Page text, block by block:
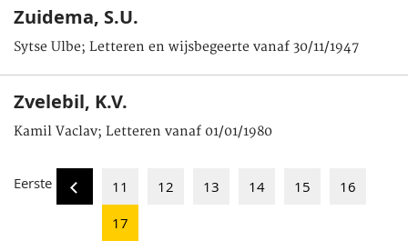
Zuidema, S.U.
Sytse Ulbe; Letteren en wijsbegeerte vanaf 30/11/1947
Zvelebil, K.V.
Kamil Vaclav; Letteren vanaf 01/01/1980
Eerste 11 12 13 14 15
16
17